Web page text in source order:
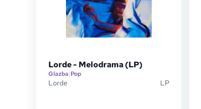
Lorde - Melodrama (LP)
Glazba|Pop
Lorde LP